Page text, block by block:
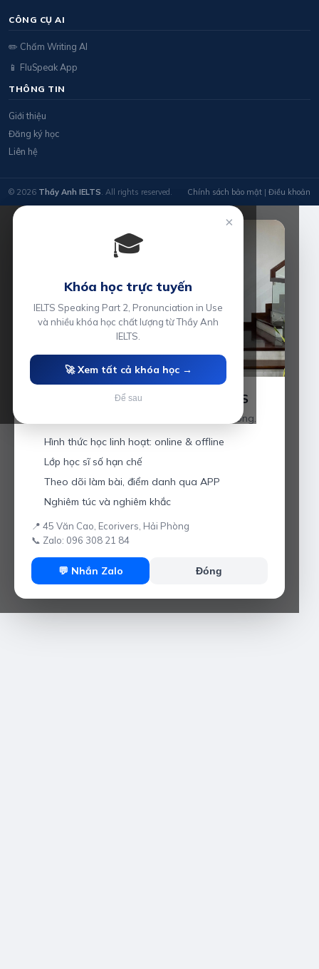
CÔNG CỤ AI
✏️ Chấm Writing AI
📱 FluSpeak App
THÔNG TIN
Giới thiệu
Đăng ký học
Liên hệ
© 2026 Thầy Anh IELTS. All rights reserved. Chính sách bảo mật | Điều khoản
Luyện thi IELTS cùng Thầy Anh IELTS
Giáo viên hơn 10 năm kinh nghiệm tại Hải Phòng.
Hình thức học linh hoạt: online & offline
Lớp học sĩ số hạn chế
Theo dõi làm bài, điểm danh qua APP
Nghiêm túc và nghiêm khắc
📍 45 Văn Cao, Ecorivers, Hải Phòng
📞 Zalo: 096 308 21 84
💬 Nhắn Zalo Đóng
×
🎓
Khóa học trực tuyến
IELTS Speaking Part 2, Pronunciation in Use
và nhiều khóa học chất lượng từ Thầy Anh
IELTS.
🚀 Xem tất cả khóa học →
Để sau